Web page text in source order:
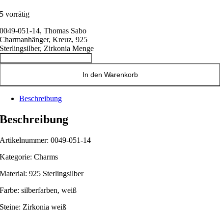
5 vorrätig
0049-051-14, Thomas Sabo
Charmanhänger, Kreuz, 925
Sterlingsilber, Zirkonia Menge
In den Warenkorb
Beschreibung
Beschreibung
Artikelnummer: 0049-051-14
Kategorie: Charms
Material: 925 Sterlingsilber
Farbe: silberfarben, weiß
Steine: Zirkonia weiß